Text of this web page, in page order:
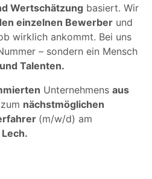
Wertschätzung basiert. Wir
einzelnen Bewerber und
wirklich ankommt. Bei uns
– sondern ein Mensch
Talenten.
Unternehmens aus
nächstmöglichen
(m/w/d) am